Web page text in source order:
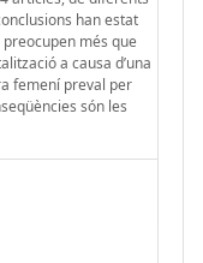
han estat
més que
a causa d’una
femení preval per
són les